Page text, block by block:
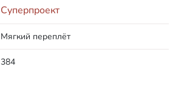
Суперпроект
Мягкий переплёт
384